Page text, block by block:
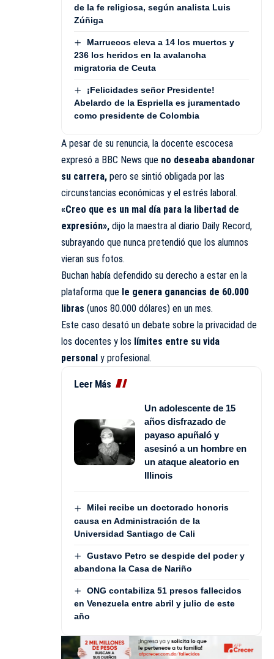
de la fe religiosa, según analista Luis
Zúñiga
Marruecos eleva a 14 los muertos y
236 los heridos en la avalancha
migratoria de Ceuta
¡Felicidades señor Presidente!
Abelardo de la Espriella es juramentado
como presidente de Colombia
A pesar de su renuncia, la docente escocesa
expresó a BBC News que no deseaba abandonar
su carrera, pero se sintió obligada por las
circunstancias económicas y el estrés laboral.
«Creo que es un mal día para la libertad de
expresión», dijo la maestra al diario Daily Record,
subrayando que nunca pretendió que los alumnos
vieran sus fotos.
Buchan había defendido su derecho a estar en la
plataforma que le genera ganancias de 60.000
libras (unos 80.000 dólares) en un mes.
Este caso desató un debate sobre la privacidad de
los docentes y los límites entre su vida
personal y profesional.
Leer Más
Un adolescente de 15
años disfrazado de
payaso apuñaló y
asesinó a un hombre en
un ataque aleatorio en
Illinois
Milei recibe un doctorado honoris
causa en Administración de la
Universidad Santiago de Cali
Gustavo Petro se despide del poder y
abandona la Casa de Nariño
ONG contabiliza 51 presos fallecidos
en Venezuela entre abril y julio de este
año